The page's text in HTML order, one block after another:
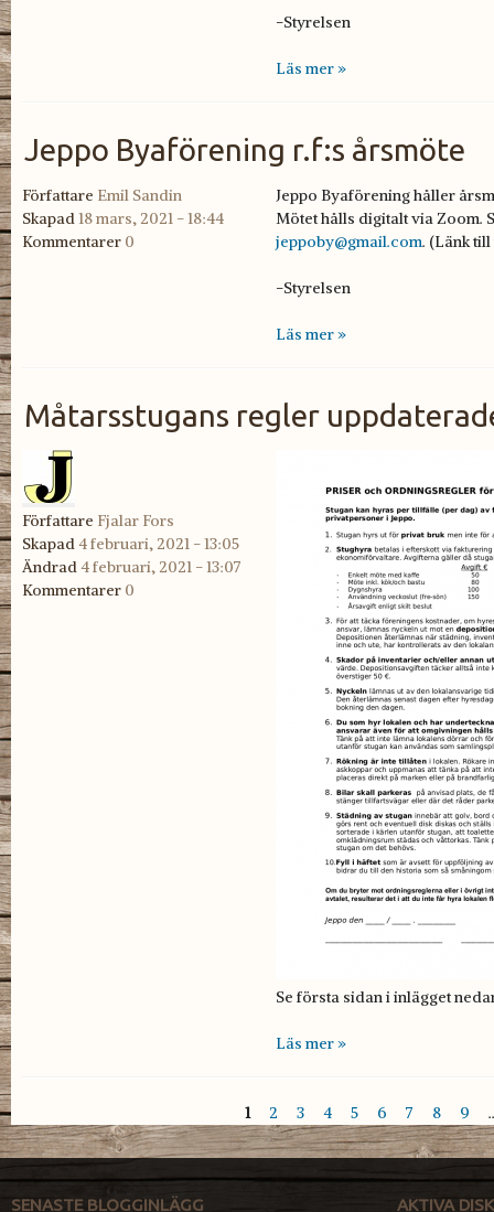
-Styrelsen
Läs mer »
Jeppo Byaförening r.f:s årsmöte
Författare Emil Sandin
Skapad18 mars, 2021 - 18:44
Kommentarer 0
Jeppo Byaförening håller
Mötet hålls digitalt via Zoom.
jeppoby@gmail.com. (Länk
-Styrelsen
Läs mer »
Måtarsstugans regler
Författare Fjalar Fors
Skapad4 februari, 2021 - 13:05
Ändrad4 februari, 2021 - 13:07
Kommentarer 0
Se första sidan i inlägget
Läs mer »
Sidor
1 2 3 4 5 6 7 8 9
SENASTE BLOGGINLÄGG AKTIVA